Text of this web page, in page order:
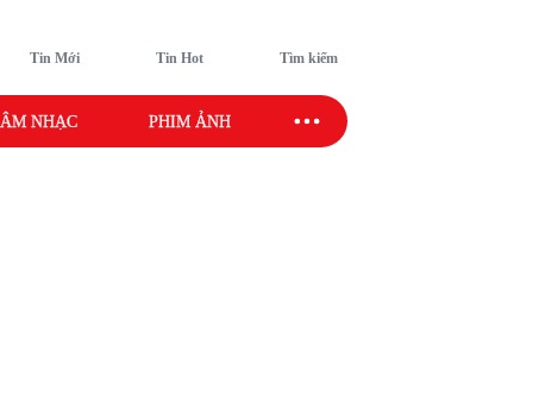
Tin Mới Tin Hot Tìm kiếm
ÂM NHẠC PHIM ẢNH SAO SPORT